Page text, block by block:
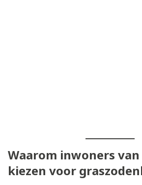
Waarom inwoners
kiezen voor